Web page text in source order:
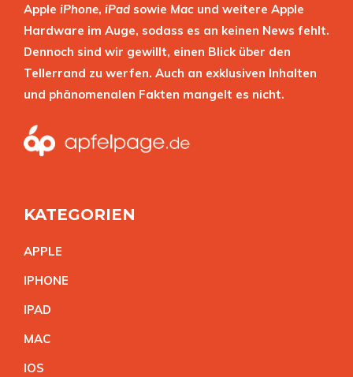
Apple iPhone, iPad sowie Mac und weitere Apple
Hardware im Auge, sodass es an keinen News fehlt.
Dennoch sind wir gewillt, einen Blick über den
Tellerrand zu werfen. Auch an exklusiven Inhalten
und phänomenalen Fakten mangelt es nicht.
KATEGORIEN
APPLE
IPHONE
IPAD
MAC
IOS